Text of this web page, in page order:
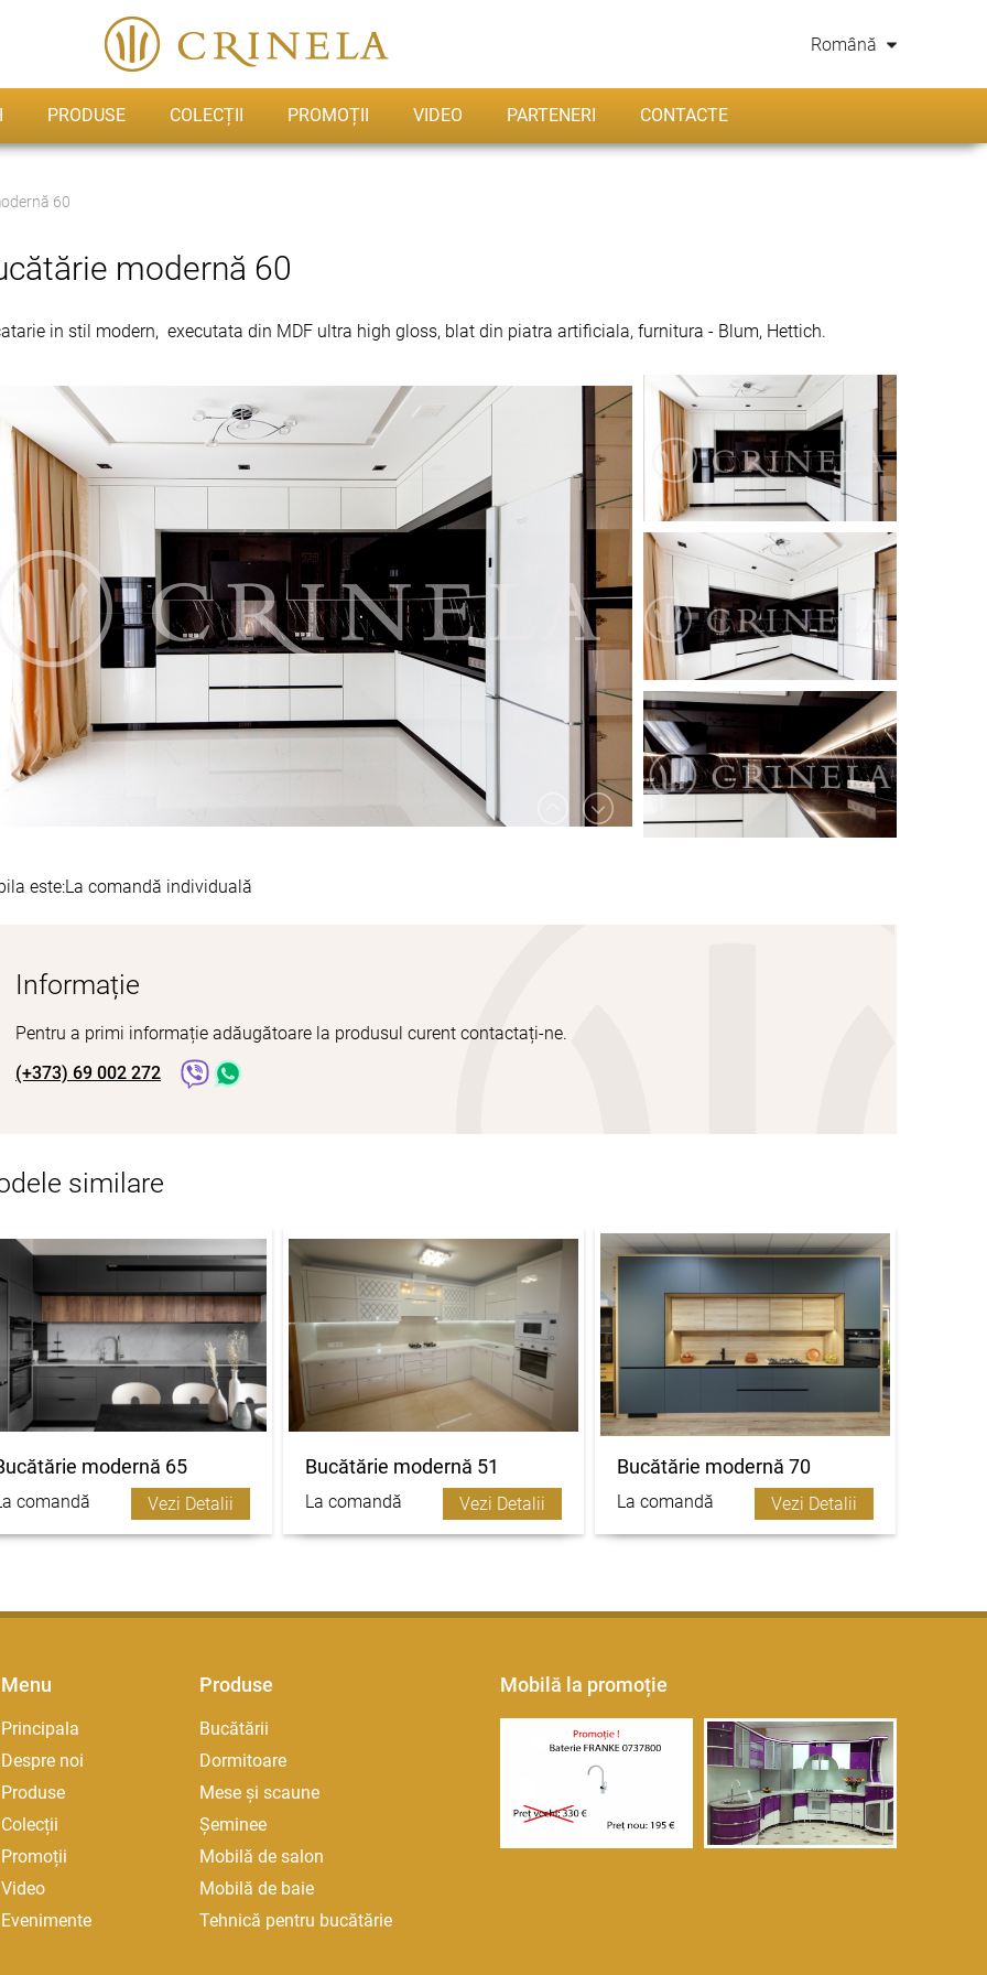
Română
PRODUSE COLECȚII PROMOȚII VIDEO PARTENERI CONTACTE
60
modernă 60
in stil modern, executata din MDF ultra high gloss, blat din piatra artificiala, furnitura - Blum, Hettich.
este:La comandă individuală
Informație
Pentru a primi informație adăugătoare la produsul curent contactați-ne.
(+373) 69 002 272
similare
modernă 65
comandă Vezi Detalii
Bucătărie modernă 51
La comandă Vezi Detalii
Bucătărie modernă 70
La comandă Vezi Detalii
Menu
Principala
Despre noi
Produse
Colecții
Promoții
Video
Evenimente
Produse
Bucătării
Dormitoare
Mese și scaune
Șeminee
Mobilă de salon
Mobilă de baie
Tehnică pentru bucătărie
Mobilă la promoție